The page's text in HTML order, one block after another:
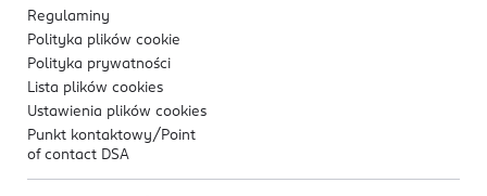
Regulaminy
Polityka plików cookie
Polityka prywatności
Lista plików cookies
Ustawienia plików cookies
Punkt kontaktowy/ Point
of contact DSA